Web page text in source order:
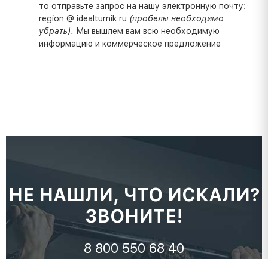
то отправьте запрос на нашу электронную почту:
region @ idealturnik ru (пробелы необходимо
убрать). Мы вышлем вам всю необходимую
информацию и коммерческое предложение
НЕ НАШЛИ, ЧТО ИСКАЛИ?
ЗВОНИТЕ!
8 800 550 68 40